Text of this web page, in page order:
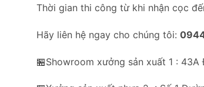
Thời gian thi công từ khi nhận cọc
Hãy liên hệ ngay cho chúng tôi:
🏪Showroom xưởng sản xuất 1 : 43A